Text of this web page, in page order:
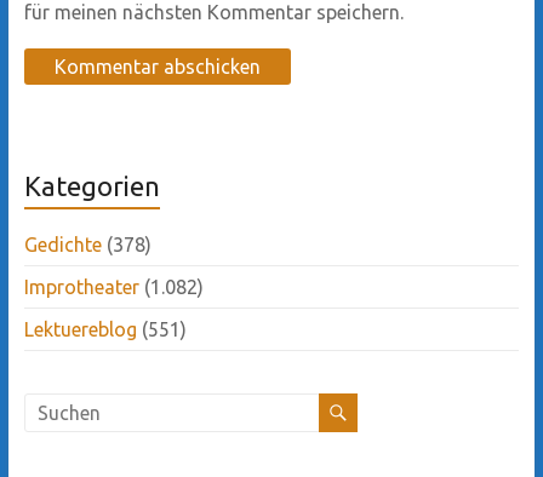
für meinen nächsten Kommentar speichern.
Kategorien
Gedichte(378)
Improtheater(1.082)
Lektuereblog (551)